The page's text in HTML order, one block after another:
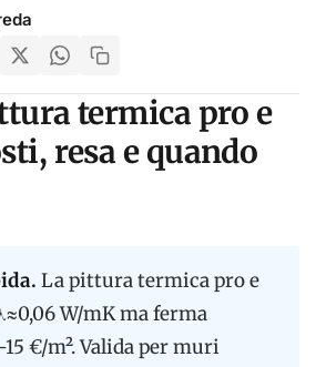
termica pro e
resa e quando
La pittura termica pro e
W/mK ma ferma
€/m². Valida per muri